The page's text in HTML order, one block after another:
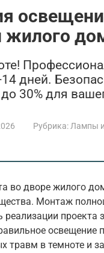
жилого
дней.
30% для
Рубрика: Лампы
во дворе жилого
Монтаж
реализации
травм в темноте и